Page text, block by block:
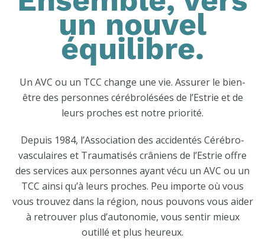
un nouvel
équilibre.
Un AVC ou un TCC change une vie. Assurer le bien-
être des personnes cérébrolésées de l’Estrie et de
leurs proches est notre priorité.
Depuis 1984, l’Association des accidentés Cérébro-
vasculaires et Traumatisés crâniens de l’Estrie offre
des services aux personnes ayant vécu un AVC ou un
TCC ainsi qu’à leurs proches. Peu importe où vous
vous trouvez dans la région, nous pouvons vous aider
à retrouver plus d’autonomie, vous sentir mieux
outillé et plus heureux.